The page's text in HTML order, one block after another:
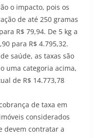
o impacto, pois os
de até 250 gramas
R$ 79,94. De 5 kg a
para R$ 4.795,32.
saúde, as taxas são
uma categoria acima,
de R$ 14.773,78
de taxa em
considerados
devem contratar a